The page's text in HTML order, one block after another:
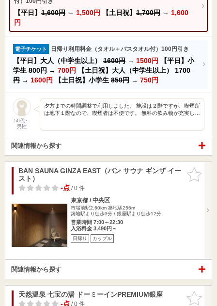
【平日】 1,600円 → 1,500円 【土日祝】 1,700円 → 1,600
円
電子チケット 日帰り利用料金（タオル＋バスタオル付）100円引き
【平日】大人（中学生以上） 1600円 → 1500円
【平日】小
学生 800円 → 700円 【土日祝】大人（中学生以上） 1700
円 → 1600円 【土日祝】小学生 850円 → 750円
50代～
男性
夕方までの時間調整で利用しました。 施設は２階ですが、喫煙所
は地下１階なので、喫煙者は不便です。 無料の飲み物が充実し…
関連情報から探す
お気に入
りに追加
BAN SAUNA GINZA EAST（バン サウナ ギンザ イー
スト）
-点/ 0 件
東京都 / 中央区
市場前駅2.60km 築地駅256m
築地駅より徒歩3分 / 銀座駅より徒歩12分
営業時間 7:00～22:30
入浴料金 3,490円～
日帰り カップル
関連情報から探す
お気に入
りに追加
天然温泉 七宝の湯 ドーミーインPREMIUM銀座
-点/ 0 件